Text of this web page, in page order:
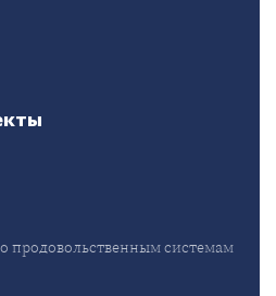
продовольственным системам